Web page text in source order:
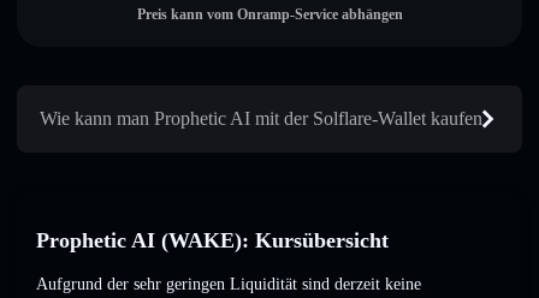
Preis kann vom Onramp-Service abhängen
Wie kann man Prophetic AI mit der Solflare-Wallet kaufen
Prophetic AI (WAKE): Kursübersicht
Aufgrund der sehr geringen Liquidität sind derzeit keine